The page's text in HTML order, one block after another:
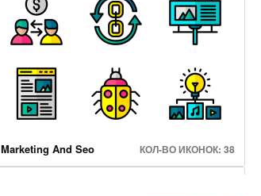
Marketing And Seo КОЛ-ВО ИКОНОК: 30
Marketing And Seo КОЛ-ВО ИКОНОК: 38